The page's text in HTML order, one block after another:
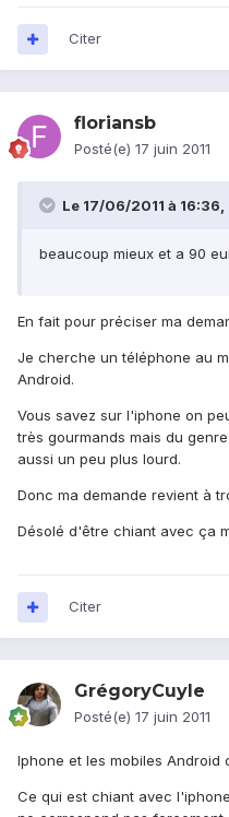
Citer
floriansb
Posté(e) 17 juin 2011
Le 17/06/2011 à
beaucoup mieux et a 90
En fait pour préciser ma
Je cherche un téléphone au
Android.
Vous savez sur l'iphone on
très gourmands mais du
aussi un peu plus lourd.
Donc ma demande revient à
Désolé d'être chiant avec ça
Citer
GrégoryCuyle
Posté(e) 17 juin 2011
Iphone et les mobiles Android
Ce qui est chiant avec